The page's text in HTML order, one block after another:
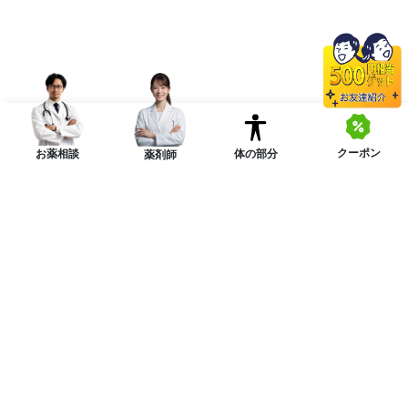
お薬相談 薬剤師 体の部分 クーポン